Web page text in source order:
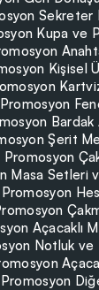
Sekreter
Kupa ve
Kişisel
Promosyon
Bardak
Şerit
Promosyon
Masa Setleri
Açacaklı
Notluk ve
Promosyon